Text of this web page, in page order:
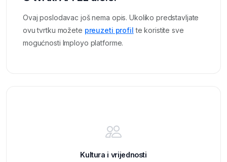
Ovaj poslodavac još nema opis. Ukoliko predstavljate
ovu tvrtku možete preuzeti profil te koristite sve
mogućnosti Imployo platforme.
Kultura i vrijednosti